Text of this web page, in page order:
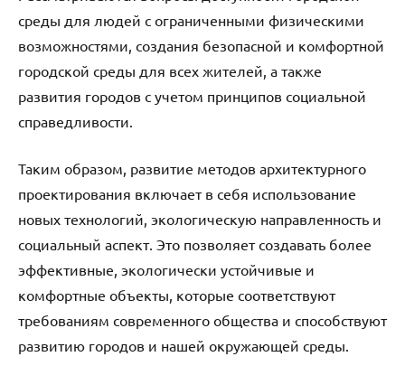
среды для людей с ограниченными физическими
возможностями, создания безопасной и комфортной
городской среды для всех жителей, а также
развития городов с учетом принципов социальной
справедливости.
Таким образом, развитие методов архитектурного
проектирования включает в себя использование
новых технологий, экологическую направленность и
социальный аспект. Это позволяет создавать более
эффективные, экологически устойчивые и
комфортные объекты, которые соответствуют
требованиям современного общества и способствуют
развитию городов и нашей окружающей среды.